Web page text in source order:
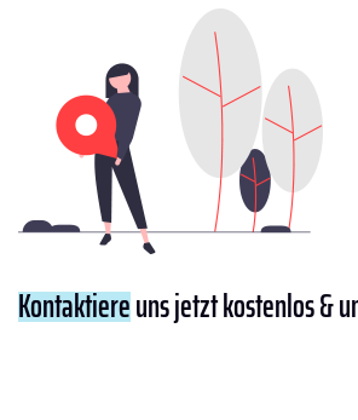
Kontaktiereuns jetzt kostenlos &